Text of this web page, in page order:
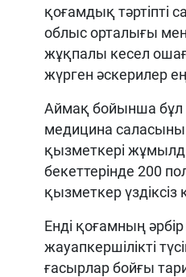
қоғамдық тәртіпті
облыс орталығы
жұқпалы кесел
жүрген әскерилер
Аймақ бойынша бұл
медицина
қызметкері
бекеттерінде 200
қызметкер үздіксіз
Енді қоғамның
жауапкершілікті
ғасырлар бойғы